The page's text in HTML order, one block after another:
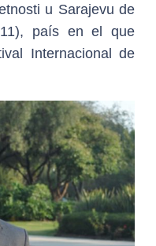
u Sarajevu de
país en el que
Internacional de